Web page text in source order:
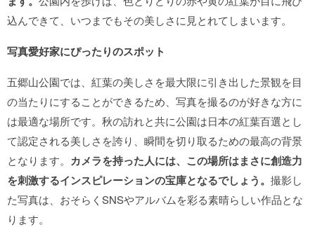
込んできて、いつまでもその美しさに見とれてしまいます。
写真愛好家にぴったりのスポット
五郷山公園では、紅葉の美しさを最大限に引き出した景観を目
の当たりにすることができるため、写真を撮るのが好きな方に
は最適な場所です。秋の訪れと共に公園は日本の紅葉百選とし
て認定される美しさを誇り、瞬間を切り取るための最高の背景
となります。 カメラを持った人には、この場所はまさに創造力
を刺激するインスピレーションの宝庫となるでしょう。 撮影し
た写真は、おそらくSNSやアルバムを彩る素晴らしい作品とな
ります。